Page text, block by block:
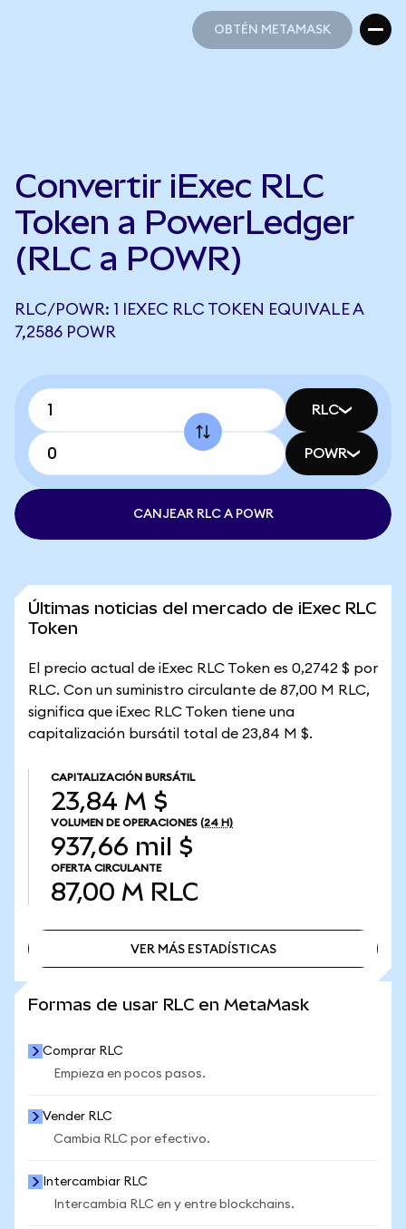
OBTÉN METAMASK
Convertir iExec RLC
Token a PowerLedger
(RLC a POWR)
RLC/POWR: 1 IEXEC RLC TOKEN EQUIVALE A
7,2586 POWR
RLC
POWR
CANJEAR RLC A POWR
Últimas noticias del mercado de iExec RLC
Token
El precio actual de iExec RLC Token es 0,2742 $ por
RLC. Con un suministro circulante de 87,00 M RLC,
significa que iExec RLC Token tiene una
capitalización bursátil total de 23,84 M $.
CAPITALIZACIÓN BURSÁTIL
23,84 M $
VOLUMEN DE OPERACIONES (24 H)
937,66 mil $
OFERTA CIRCULANTE
87,00 M RLC
VER MÁS ESTADÍSTICAS
Formas de usar RLC en MetaMask
Comprar RLC
Empieza en pocos pasos.
Vender RLC
Cambia RLC por efectivo.
Intercambiar RLC
Intercambia RLC en y entre blockchains.